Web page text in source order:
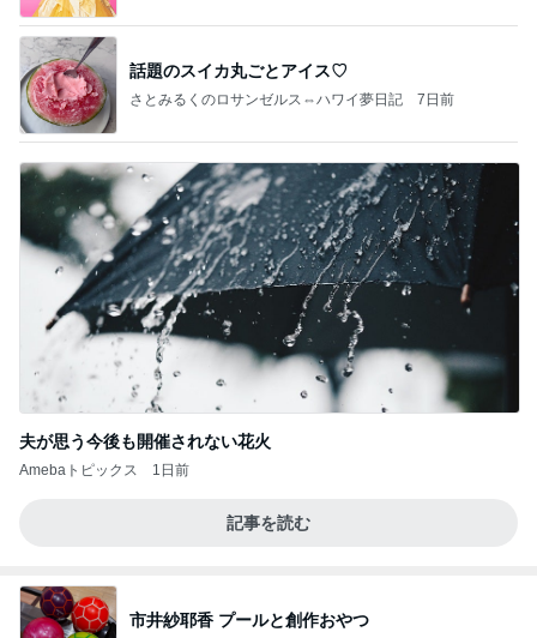
話題のスイカ丸ごとアイス♡
さとみるくのロサンゼルス⇔ハワイ夢日記 7日前
夫が思う今後も開催されない花火
Amebaトピックス 1日前
記事を読む
市井紗耶香 プールと創作おやつ